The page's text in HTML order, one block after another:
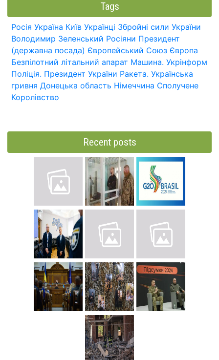
Tags
Росія Україна Київ Українці Збройні сили України
Володимир Зеленський Росіяни Президент
(державна посада) Європейський Союз Європа
Безпілотний літальний апарат Машина. Укрінформ
Поліція. Президент України Ракета. Українська
гривня Донецька область Німеччина Сполучене
Королівство
Recent posts